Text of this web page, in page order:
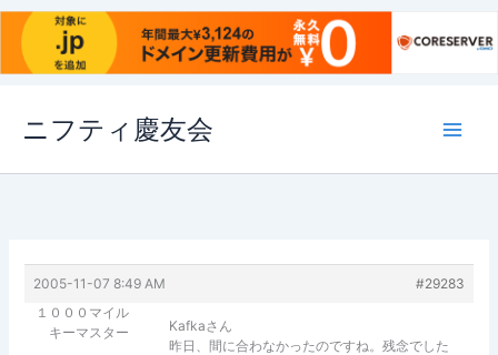
ス
ニフティ慶友会
2005-11-07 8:49 AM
#29283
１０００マイル
キーマスター
Kafkaさん
昨日、間に合わなかったのですね。残念でした